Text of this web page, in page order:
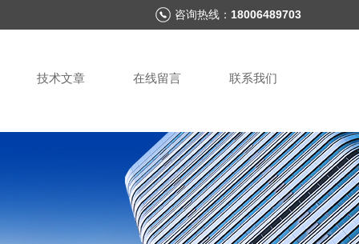
咨询热线： 18006489703
技术文章 在线留言 联系我们